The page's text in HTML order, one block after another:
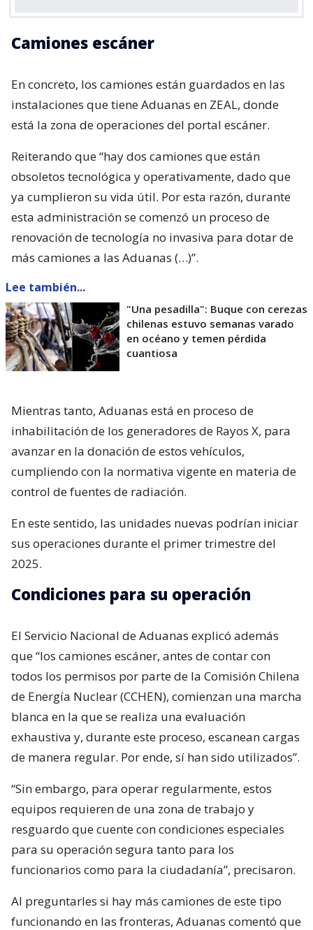
Camiones escáner
En concreto, los camiones están guardados en las
instalaciones que tiene Aduanas en ZEAL, donde
está la zona de operaciones del portal escáner.
Reiterando que “hay dos camiones que están
obsoletos tecnológica y operativamente, dado que
ya cumplieron su vida útil. Por esta razón, durante
esta administración se comenzó un proceso de
renovación de tecnología no invasiva para dotar de
más camiones a las Aduanas (…)”.
Lee también...
"Una pesadilla": Buque con cerezas
chilenas estuvo semanas varado
en océano y temen pérdida
cuantiosa
Mientras tanto, Aduanas está en proceso de
inhabilitación de los generadores de Rayos X, para
avanzar en la donación de estos vehículos,
cumpliendo con la normativa vigente en materia de
control de fuentes de radiación.
En este sentido, las unidades nuevas podrían iniciar
sus operaciones durante el primer trimestre del
2025.
Condiciones para su operación
El Servicio Nacional de Aduanas explicó además
que “los camiones escáner, antes de contar con
todos los permisos por parte de la Comisión Chilena
de Energía Nuclear (CCHEN), comienzan una marcha
blanca en la que se realiza una evaluación
exhaustiva y, durante este proceso, escanean cargas
de manera regular. Por ende, sí han sido utilizados”.
“Sin embargo, para operar regularmente, estos
equipos requieren de una zona de trabajo y
resguardo que cuente con condiciones especiales
para su operación segura tanto para los
funcionarios como para la ciudadanía”, precisaron.
Al preguntarles si hay más camiones de este tipo
funcionando en las fronteras, Aduanas comentó que